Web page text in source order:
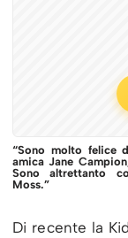
“Sono molto felice
amica Jane
Sono altrettanto
Moss.”
Di recente la